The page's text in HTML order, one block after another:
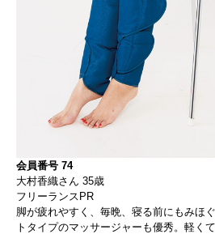
会員番号 74
大村香織さん 35歳
フリーランスPR
脚が疲れやすく、毎晩、寝る前にもみほ
トタイプのマッサージャーも優秀。軽く